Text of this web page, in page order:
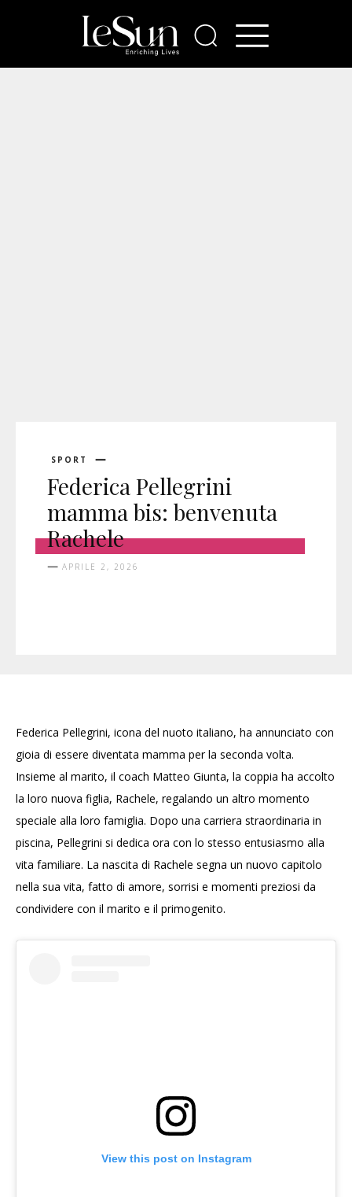
SPORT
Federica Pellegrini
mamma bis: benvenuta
Rachele
APRILE 2, 2026
Federica Pellegrini, icona del nuoto italiano, ha annunciato con
gioia di essere diventata mamma per la seconda volta.
Insieme al marito, il coach Matteo Giunta, la coppia ha accolto
la loro nuova figlia, Rachele, regalando un altro momento
speciale alla loro famiglia. Dopo una carriera straordinaria in
piscina, Pellegrini si dedica ora con lo stesso entusiasmo alla
vita familiare. La nascita di Rachele segna un nuovo capitolo
nella sua vita, fatto di amore, sorrisi e momenti preziosi da
condividere con il marito e il primogenito.
View this post on Instagram